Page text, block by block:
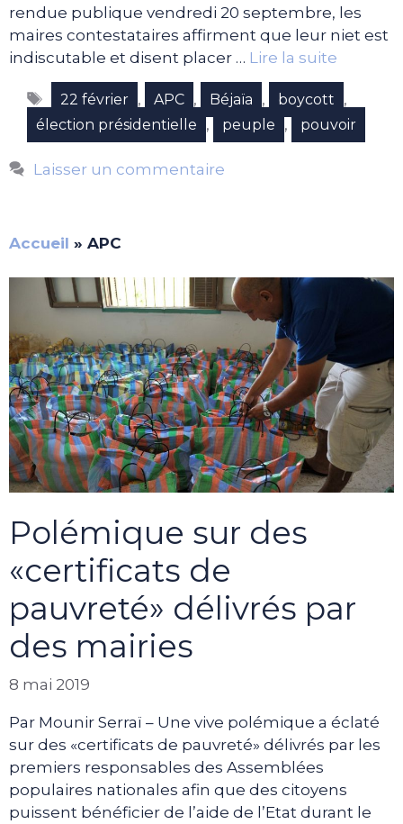
rendue publique vendredi 20 septembre, les
maires contestataires affirment que leur niet est
indiscutable et disent placer … Lire la suite
Étiquettes
22 février , APC , Béjaïa , boycott ,
élection présidentielle , peuple , pouvoir
Laisser un commentaire
Accueil » APC
Polémique sur des
«certificats de
pauvreté» délivrés par
des mairies
8 mai 2019
Par Mounir Serraï – Une vive polémique a éclaté
sur des «certificats de pauvreté» délivrés par les
premiers responsables des Assemblées
populaires nationales afin que des citoyens
puissent bénéficier de l’aide de l’Etat durant le